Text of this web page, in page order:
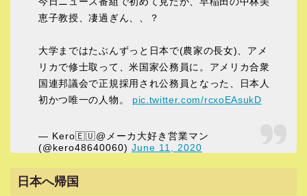
恵子教授、凄過ぎん、、？
大学まではたぶんずっと日本で(農家の長女)、アメ
リカで修士取って、米国家公務員に。アメリカ合衆
国連邦議会で正規採用され公務員となった、日本人
初かつ唯一の人物。 pic.twitter.com/rcxoEAsukD
— Kero🇪🇺@メーカ大好き営業マン
(@kero48640060)June 11, 2020
日本へ帰国